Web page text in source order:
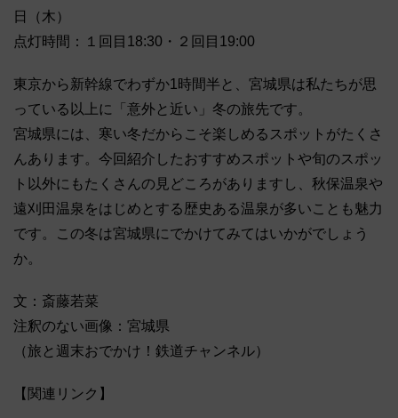
日（木）
点灯時間：１回目18:30・２回目19:00
東京から新幹線でわずか1時間半と、宮城県は私たちが思
っている以上に「意外と近い」冬の旅先です。
宮城県には、寒い冬だからこそ楽しめるスポットがたくさ
んあります。今回紹介したおすすめスポットや旬のスポッ
ト以外にもたくさんの見どころがありますし、秋保温泉や
遠刈田温泉をはじめとする歴史ある温泉が多いことも魅力
です。この冬は宮城県にでかけてみてはいかがでしょう
か。
文：斎藤若菜
注釈のない画像：宮城県
（旅と週末おでかけ！鉄道チャンネル）
【関連リンク】